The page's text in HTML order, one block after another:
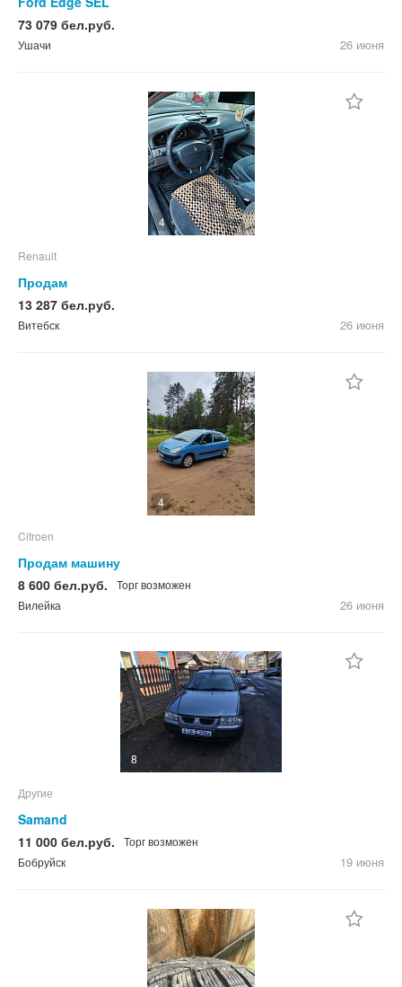
73 079 бел.руб.
Ушачи 26 июня
4
Renault
Продам
13 287 бел.руб.
Витебск 26 июня
4
Citroen
Продам машину
8 600 бел.руб.
Торг возможен
Вилейка
26 июня
8
Другие
Samand
11 000 бел.руб.
Торг возможен
Бобруйск
19 июня